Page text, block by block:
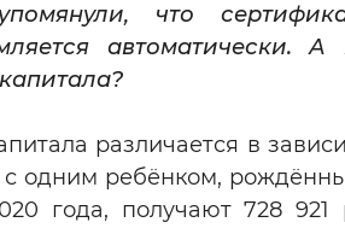
что
автоматически. А
различается в
с одним ребёнком,
года, получают 728 921